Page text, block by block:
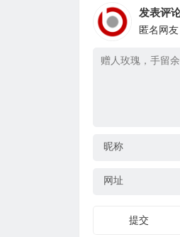
发表评
匿名网友
昵称
网址